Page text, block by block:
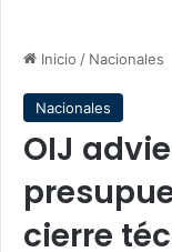
Inicio / Nacionales
Nacionales
OIJ
cierre